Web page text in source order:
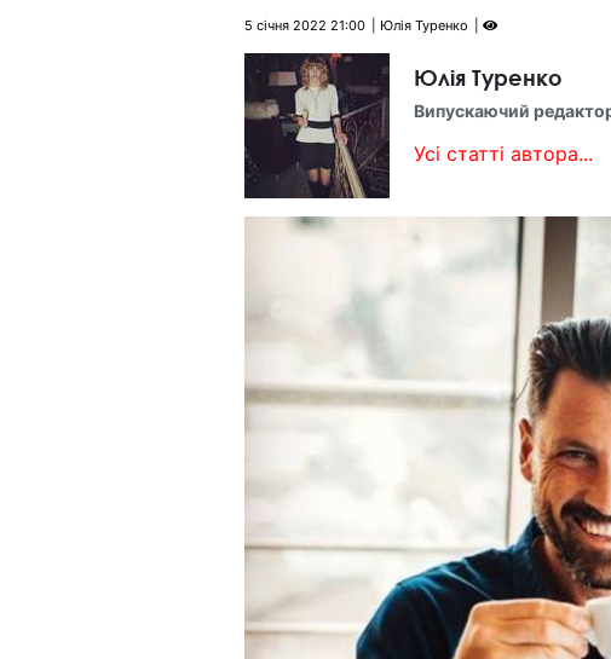
5 січня 2022 21:00 Юлія Туренко
Юлія Туренко
Випускаючий
Усі статті автора...